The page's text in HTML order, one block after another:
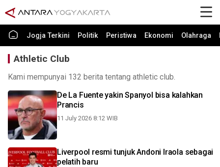
Jogja Terkini Politik Peristiwa Ekonomi Olahraga
Athletic Club
Kami mempunyai 132 berita tentang athletic club.
De La Fuente yakin Spanyol bisa kalahkan
Prancis
11 July 2026 8:12 WIB
Liverpool resmi tunjuk Andoni Iraola sebagai
pelatih baru